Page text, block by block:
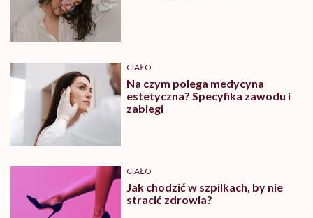
CIAŁO
Na czym polega medycyna
estetyczna? Specyfika zawodu i
zabiegi
CIAŁO
Jak chodzić w szpilkach, by nie
stracić zdrowia?